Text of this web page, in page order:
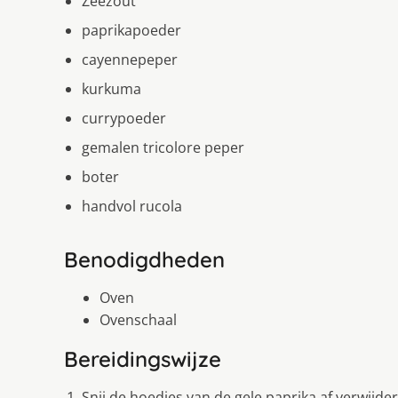
paprikapoeder
cayennepeper
kurkuma
currypoeder
gemalen tricolore peper
boter
handvol rucola
Benodigdheden
Oven
Ovenschaal
Bereidingswijze